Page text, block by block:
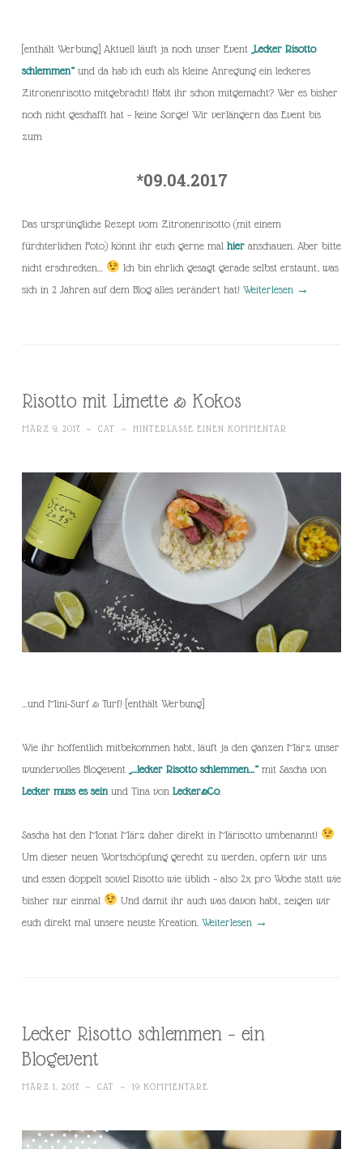
[enthält Werbung] Aktuell läuft ja noch unser Event „Lecker Risotto
schlemmen“und da hab ich euch als kleine Anregung ein leckeres
Zitronenrisotto mitgebracht! Habt ihr schon mitgemacht? Wer es bisher
noch nicht geschafft hat – keine Sorge! Wir verlängern das Event bis
zum
*09.04.2017
Das ursprüngliche Rezept vom Zitronenrisotto (mit einem
fürchterlichen Foto) könnt ihr euch gerne mal hier anschauen. Aber bitte
nicht erschrecken…
Ich bin ehrlich gesagt gerade selbst erstaunt, was
sich in 2 Jahren auf dem Blog alles verändert hat! Weiterlesen →
Risotto mit Limette & Kokos
MÄRZ 9, 2017 ~ CAT ~ HINTERLASSE EINEN KOMMENTAR
…und Mini-Surf & Turf! [enthält Werbung]
Wie ihr hoffentlich mitbekommen habt, läuft ja den ganzen März unser
wundervolles Blogevent „…lecker Risotto schlemmen…“mit Sascha von
Lecker muss es sein und Tina von Lecker&Co.
Sascha hat den Monat März daher direkt in Märisotto umbenannt!
Um dieser neuen Wortschöpfung gerecht zu werden, opfern wir uns
und essen doppelt soviel Risotto wie üblich – also 2x pro Woche statt wie
bisher nur einmal
Und damit ihr auch was davon habt, zeigen wir
euch direkt mal unsere neuste Kreation. Weiterlesen →
Lecker Risotto schlemmen – ein
Blogevent
MÄRZ 1, 2017 ~ CAT ~ 19 KOMMENTARE